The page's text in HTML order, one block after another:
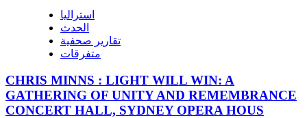
استراليا
الحدث
تقارير صحفية
متفرقات
CHRIS MINNS : LIGHT WILL WIN: A
GATHERING OF UNITY AND REMEMBRANCE
CONCERT HALL, SYDNEY OPERA HOUS